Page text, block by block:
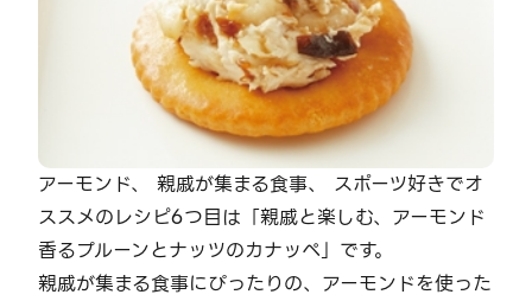
アーモンド、 親戚が集まる食事、 スポーツ好きでオ
ススメのレシピ6つ目は「親戚と楽しむ、アーモンド
香るプルーンとナッツのカナッペ」です。
親戚が集まる食事にぴったりの、アーモンドを使った